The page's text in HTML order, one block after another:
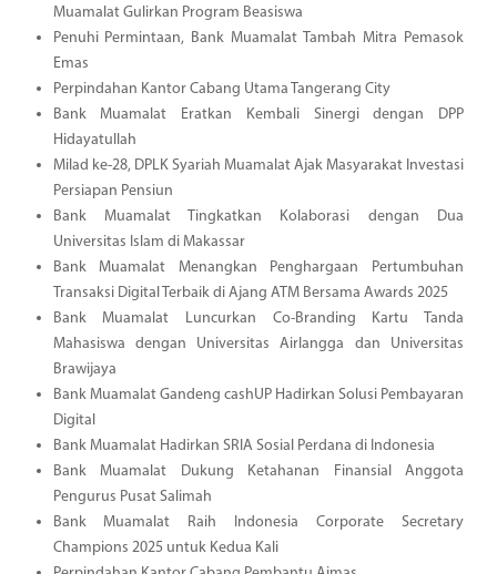
Muamalat Gulirkan Program Beasiswa
Penuhi Permintaan, Bank Muamalat Tambah Mitra Pemasok
Emas
Perpindahan Kantor Cabang Utama Tangerang City
Bank Muamalat Eratkan Kembali Sinergi dengan DPP
Hidayatullah
Milad ke-28, DPLK Syariah Muamalat Ajak Masyarakat Investasi
Persiapan Pensiun
Bank Muamalat Tingkatkan Kolaborasi dengan Dua
Universitas Islam di Makassar
Bank Muamalat Menangkan Penghargaan Pertumbuhan
Transaksi Digital Terbaik di Ajang ATM Bersama Awards 2025
Bank Muamalat Luncurkan Co-Branding Kartu Tanda
Mahasiswa dengan Universitas Airlangga dan Universitas
Brawijaya
Bank Muamalat Gandeng cashUP Hadirkan Solusi Pembayaran
Digital
Bank Muamalat Hadirkan SRIA Sosial Perdana di Indonesia
Bank Muamalat Dukung Ketahanan Finansial Anggota
Pengurus Pusat Salimah
Bank Muamalat Raih Indonesia Corporate Secretary
Champions 2025 untuk Kedua Kali